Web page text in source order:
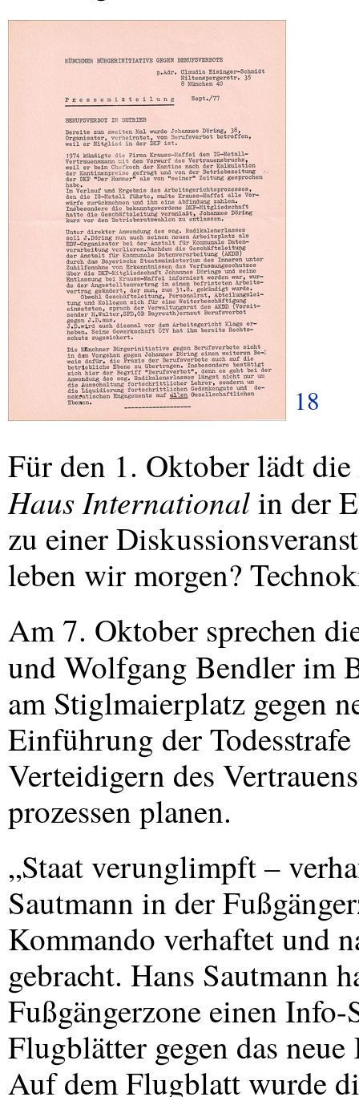
18
Für den 1. Oktober lädt die
Haus Internationalin der
zu einer
leben wir morgen?
Am 7. Oktober sprechen
und Wolfgang Bendler im
am Stiglmaierplatz gegen
Einführung der
Verteidigern des
prozessen planen.
„Staat verunglimpft –
Sautmann in der
Kommando verhaftet und
gebracht. Hans Sautmann
Fußgängerzone einen
Flugblätter gegen das
Auf dem Flugblatt wurde